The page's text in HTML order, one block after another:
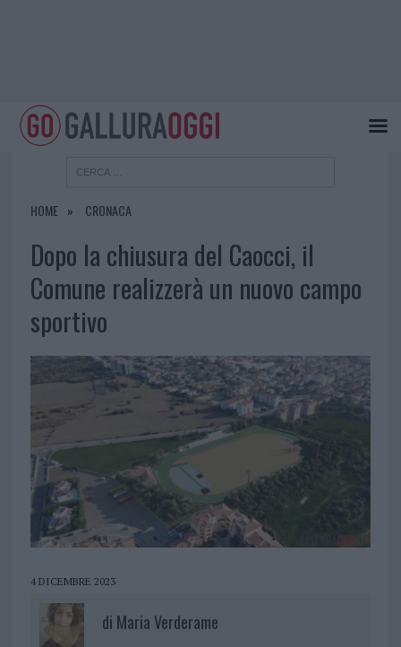
HOME CRONACA
Dopo la chiusura del Caocci, il
Comune realizzerà un nuovo campo
sportivo
4 DICEMBRE 2023
di Maria Verderame